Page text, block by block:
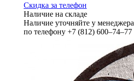
Скидка за телефон
Наличие на складе
Наличие уточняйте у менеджера
по телефону +7 (812) 600–74–77